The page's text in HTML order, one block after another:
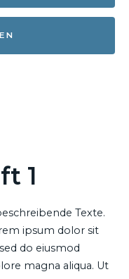
1
Texte.
ipsum dolor sit
do eiusmod
magna aliqua. Ut